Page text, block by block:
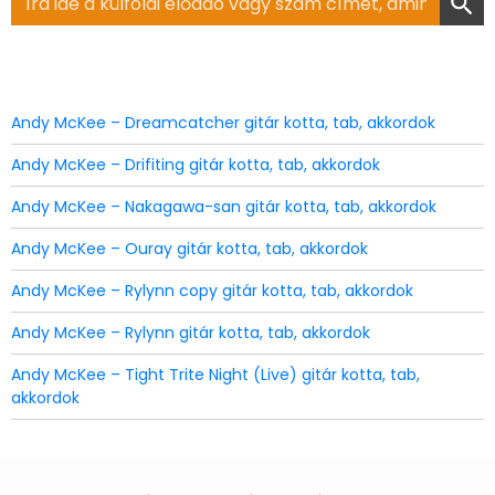
for:
Andy McKee – Dreamcatcher gitár kotta, tab, akkordok
Andy McKee – Drifiting gitár kotta, tab, akkordok
Andy McKee – Nakagawa-san gitár kotta, tab, akkordok
Andy McKee – Ouray gitár kotta, tab, akkordok
Andy McKee – Rylynn copy gitár kotta, tab, akkordok
Andy McKee – Rylynn gitár kotta, tab, akkordok
Andy McKee – Tight Trite Night (Live) gitár kotta, tab,
akkordok